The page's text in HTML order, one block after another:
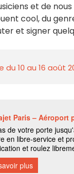
et de
cool, du
et signer
du 10 au 16 août